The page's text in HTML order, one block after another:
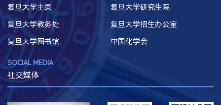
复旦大学主页
复旦大学研究生院
复旦大学教务处
复旦大学招生办公室
复旦大学图书馆
中国化学会
SOCIAL MEDIA
社交媒体